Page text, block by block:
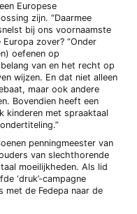
Europese
zijn. “Daarmee
bij ons voornaamste
Europa zover? “Onder
oefenen op
van en het recht op
wijzen. En dat niet alleen
maar ook andere
Bovendien heeft een
kinderen met spraaktaal
penningmeester van
van slechthorende
moeilijkheden. Als lid
‘druk’-campagne
met de Fedepa naar de